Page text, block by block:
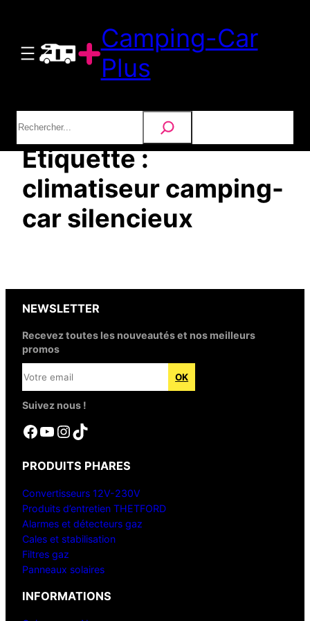
contenu
Camping-Car
Plus
Étiquette :
climatiseur camping-
car silencieux
NEWSLETTER
Recevez toutes les nouveautés et nos meilleurs
promos
Suivez nous !
Facebook YouTube InstagramTikTok
PRODUITS PHARES
Convertisseurs 12V-230V
Produits d’entretien THETFORD
Alarmes et détecteurs gaz
Cales et stabilisation
Filtres gaz
Panneaux solaires
INFORMATIONS